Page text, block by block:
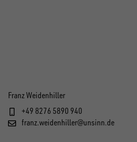
Franz Weidenhiller
+49 8276 5890 940
franz.weidenhiller@unsinn.de